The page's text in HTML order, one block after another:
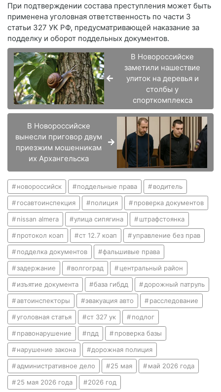
При подтверждении состава преступления может быть
применена уголовная ответственность по части 3
статьи 327 УК РФ, предусматривающей наказание за
подделку и оборот поддельных документов.
В Новороссийске
заметили нашествие
улиток на деревья и
столбы у
спорткомплекса
В Новороссийске
вынесли приговор двум
приезжим мошенникам
их Архангельска
новороссийск поддельные права водитель
госавтоинспекция полиция проверка документов
nissan almera улица сипягина штрафстоянка
протокол коап ст 12.7 коап управление без прав
подделка документов фальшивые права
задержание волгоград центральный район
изъятие документа база гибдд дорожный патруль
автоинспекторы эвакуация авто расследование
уголовная статья ст 327 ук подлог
правонарушение пдд проверка базы
нарушение закона дорожная полиция
административное дело 25 мая май 2026 года
25 мая 2026 года 2026 год